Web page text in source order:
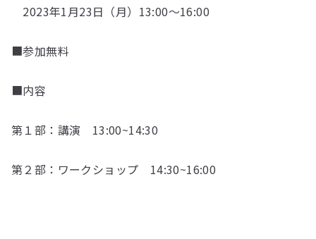
2023年1月23日（月）13:00～16:00
■参加無料
■内容
第１部：講演 13:00~14:30
第２部：ワークショップ 14:30~16:00